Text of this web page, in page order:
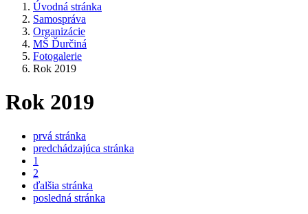
Úvodná stránka
Samospráva
Organizácie
MŠ Ďurčiná
Fotogalerie
Rok 2019
Rok 2019
prvá stránka
predchádzajúca stránka
1
2
ďalšia stránka
posledná stránka